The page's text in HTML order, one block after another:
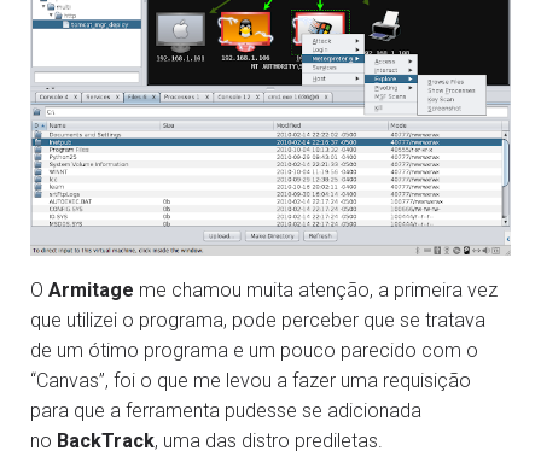
O Armitage me chamou muita atenção, a primeira vez
que utilizei o programa, pode perceber que se tratava
de um ótimo programa e um pouco parecido com o
“Canvas”, foi o que me levou a fazer uma requisição
para que a ferramenta pudesse se adicionada
no BackTrack, uma das distro prediletas.